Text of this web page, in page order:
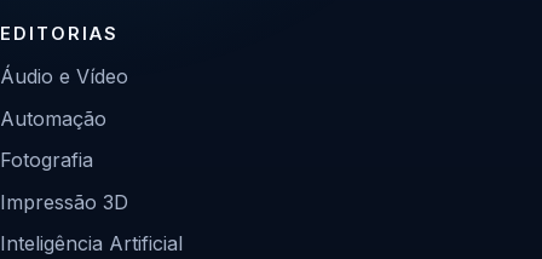
EDITORIAS
Áudio e Vídeo
Automação
Fotografia
Impressão 3D
Inteligência Artificial